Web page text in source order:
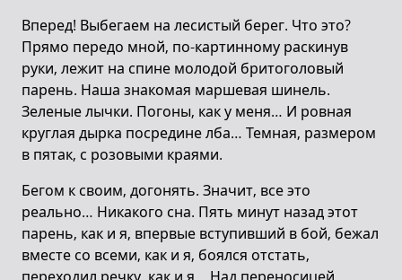
Вперед! Выбегаем на лесистый берег. Что это?
Прямо передо мной, по-картинному раскинув
руки, лежит на спине молодой бритоголовый
парень. Наша знакомая маршевая шинель.
Зеленые лычки. Погоны, как у меня… И ровная
круглая дырка посредине лба… Темная, размером
в пятак, с розовыми краями.
Бегом к своим, догонять. Значит, все это
реально… Никакого сна. Пять минут назад этот
парень, как и я, впервые вступивший в бой, бежал
вместе со всеми, как и я, боялся отстать,